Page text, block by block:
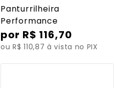
Panturrilheira
Performance
R$ 116,70
ou R$ 110,87 à vista no PIX